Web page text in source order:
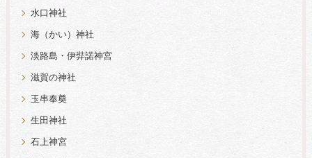
水口神社
海（かい）神社
淡路島・伊弉諾神宮
滋賀の神社
玉串奉奠
生田神社
石上神宮